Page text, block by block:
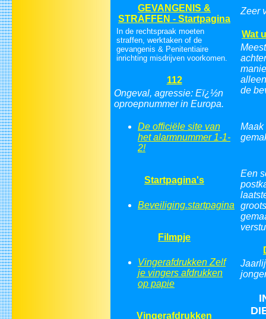
GEVANGENIS &
STRAFFEN - Startpagina
In de rechtspraak moeten
straffen, werktaken of de
gevangenis & Penitentiaire
inrichting misdrijven voorkomen.
112
Ongeval, agressie: Eï¿½n
oproepnummer in Europa.
De officiële site van
het alarmnummer 1-1-
2!
Startpagina's
Beveiliging.startpagina
Filmpje
Vingerafdrukken Zelf
je vingers afdrukken
op papie
Vingerafdrukken
Zeer
Wat
de
Maak
Een